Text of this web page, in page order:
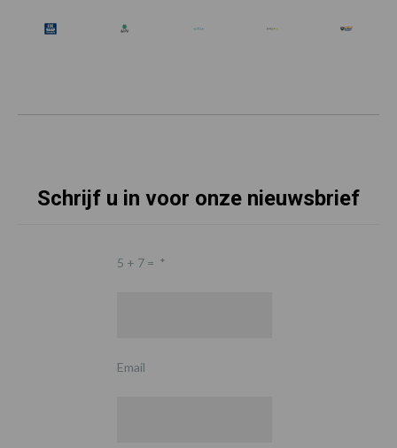
Schrijf u in voor onze nieuwsbrief
5 + 7 = *
Email